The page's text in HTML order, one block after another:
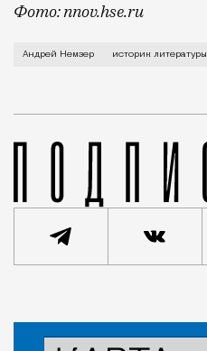
Фото: nnov.hse.ru
Об обаянии Москвы
Андрей Немзер историк литературы
Статья
Люди
Анастасия Медвецкая